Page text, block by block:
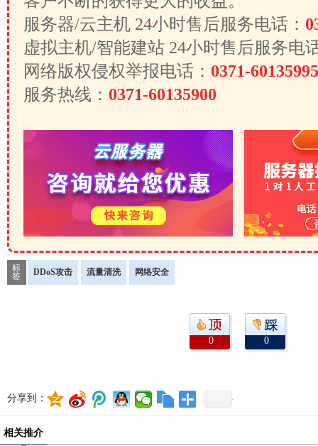
服务器/云主机 24小时售后服务电话：
虚拟主机/智能建站 24小时售后服务电
网络版权侵权举报电话： 0371-60135995
服务热线： 0371-60135900
标
签
DDoS攻击 流量清洗 网络安全
0 0
分享到：
相关推介